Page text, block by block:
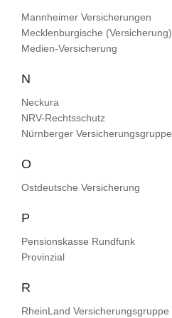
Mannheimer Versicherungen
Mecklenburgische (Versicherung)
Medien-Versicherung
N
Neckura
NRV-Rechtsschutz
Nürnberger Versicherungsgruppe
O
Ostdeutsche Versicherung
P
Pensionskasse Rundfunk
Provinzial
R
RheinLand Versicherungsgruppe